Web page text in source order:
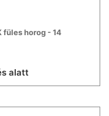
füles horog - 14
alatt